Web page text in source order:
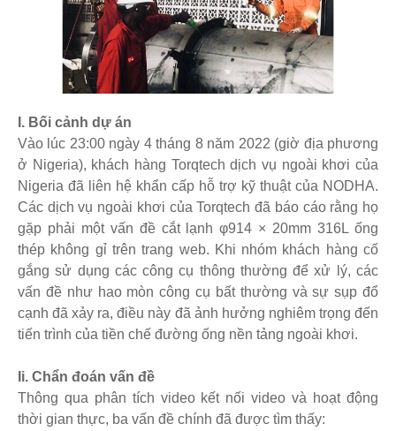
I. Bối cảnh dự án
Vào lúc 23:00 ngày 4 tháng 8 năm 2022 (giờ địa phương
ở Nigeria), khách hàng Torqtech dịch vụ ngoài khơi của
Nigeria đã liên hệ khẩn cấp hỗ trợ kỹ thuật của NODHA.
Các dịch vụ ngoài khơi của Torqtech đã báo cáo rằng họ
gặp phải một vấn đề cắt lạnh φ914 × 20mm 316L ống
thép không gỉ trên trang web. Khi nhóm khách hàng cố
gắng sử dụng các công cụ thông thường để xử lý, các
vấn đề như hao mòn công cụ bất thường và sự sụp đổ
cạnh đã xảy ra, điều này đã ảnh hưởng nghiêm trọng đến
tiến trình của tiền chế đường ống nền tảng ngoài khơi.
Ii. Chẩn đoán vấn đề
Thông qua phân tích video kết nối video và hoạt động
thời gian thực, ba vấn đề chính đã được tìm thấy: